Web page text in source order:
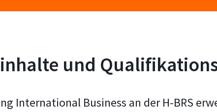
und
International Business an der H-BRS